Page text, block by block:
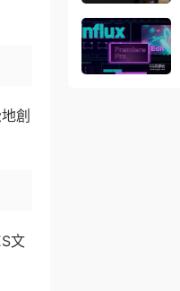
創
文